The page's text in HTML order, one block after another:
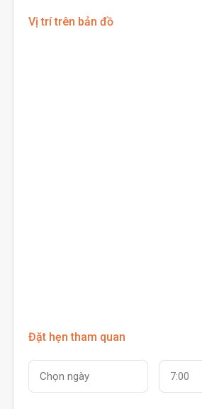
Vị trí trên bản đồ
Đặt hẹn tham quan
7:00